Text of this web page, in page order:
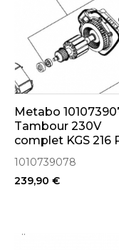
Metabo
Tambour 230V
complet KGS 216
1010739078
239,90 €
..